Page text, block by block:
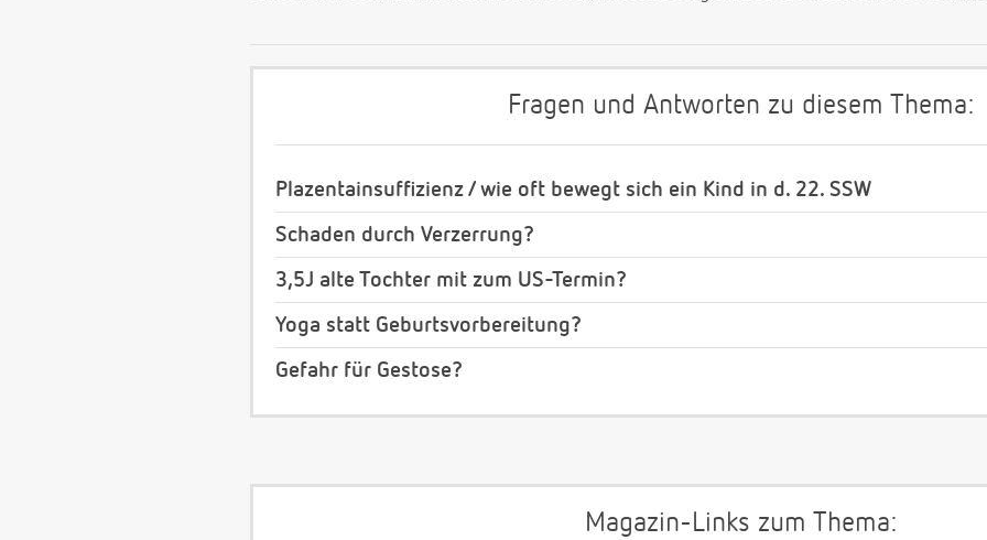
Fragen und Antworten zu diesem Thema:
Plazentainsuffizienz / wie oft bewegt sich ein Kind in d. 22. SSW
Schaden durch Verzerrung?
3,5J alte Tochter mit zum US-Termin?
Yoga statt Geburtsvorbereitung?
Gefahr für Gestose?
Magazin-Links zum Thema: